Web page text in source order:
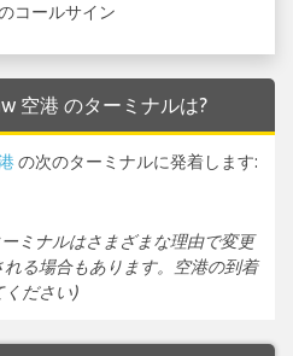
コールサイン
空港 のターミナルは?
の次のターミナルに発着します:
ミナルはさまざまな理由で変更
る場合もあります。空港の到着
ください)